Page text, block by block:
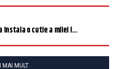
instala o cutie a milei î...
MAI MULT